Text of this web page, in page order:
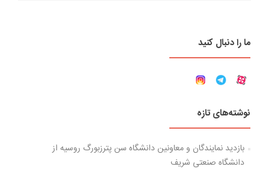
ما را دنبال کنید
نوشته‌های تازه
بازدید نمایندگان و معاونین دانشگاه سن پترزبورگ روسیه از
دانشگاه صنعتی شریف